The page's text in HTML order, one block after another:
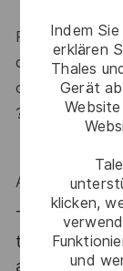
Indem
erklären
Thales
Gerät
klicken,
und
Rigueur, esprit
des incidents
communication
?
Alors ce poste
Thales,
tous les
atout.